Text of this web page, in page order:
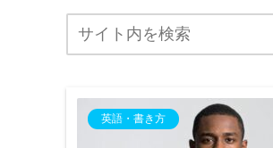
英語・書き方